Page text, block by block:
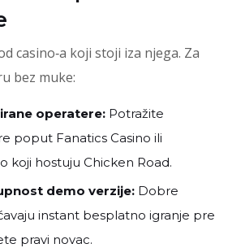
casino‑a koji stoji iza njega. Za
bez muke:
operatere: Potražite
poput Fanatics Casino ili
koji hostuju Chicken Road.
demo verzije: Dobre
instant besplatno igranje pre
pravi novac.